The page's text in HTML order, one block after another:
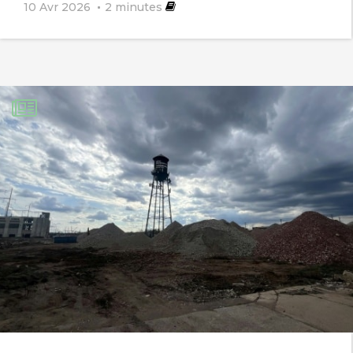
enfants nés avec un avant bras en
moins à été enfin médiatisé et cela est
en dise, que la cause n’est pas
génétique, que cela n’est pas due aux
produits chimiques, ce sont des
mensonges. Comment mettre en doute
une étude sérieuse : (suit le mode
d’emploi, les complications engendrées,
des solutions pour gérer les
conséquences, (suivit et
accompagnement + …) ). Les
10 Avr 2026 2 minutes